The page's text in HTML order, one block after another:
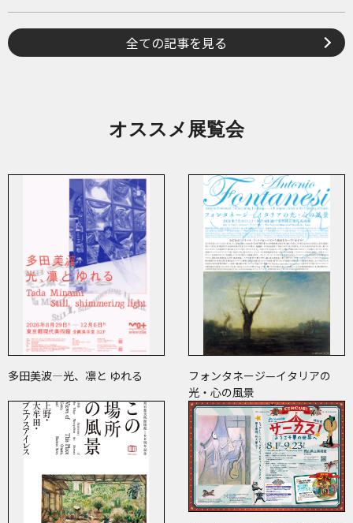
全ての記事を見る
オススメ展覧会
多田美波―光、凛と ゆれる
フォンタネージ—イタリアの
光・心の風景